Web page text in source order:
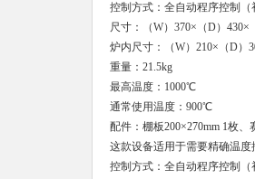
控制方式：全自动程序控制
尺寸：（W）370×（D）430×
炉内尺寸：（W）210×（D）
重量：21.5kg
最高温度：1000℃
通常使用温度：900℃
配件：棚板200×270mm 1枚
这款设备适用于需要精确温
控制方式：全自动程序控制